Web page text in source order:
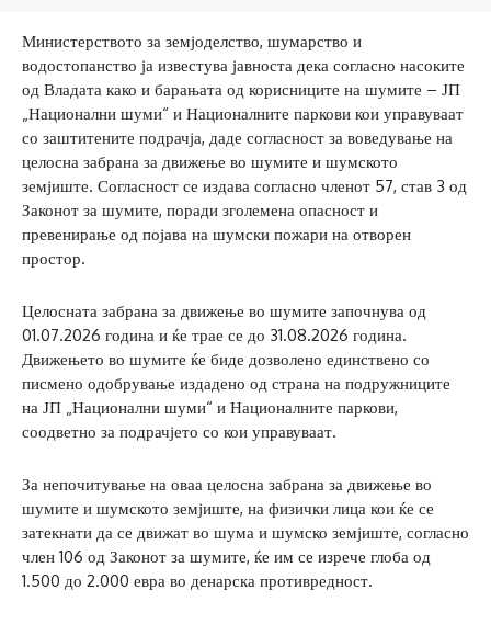
Министерството за земјоделство, шумарство и
водостопанство ја известува јавноста дека согласно насоките
од Владата како и барањата од корисниците на шумите – ЈП
„Национални шуми“ и Националните паркови кои управуваат
со заштитените подрачја, даде согласност за воведување на
целосна забрана за движење во шумите и шумското
земјиште. Согласност се издава согласно членот 57, став 3 од
Законот за шумите, поради зголемена опасност и
превенирање од појава на шумски пожари на отворен
простор.
Целосната забрана за движење во шумите започнува од
01.07.2026 година и ќе трае се до 31.08.2026 година.
Движењето во шумите ќе биде дозволено единствено со
писмено одобрување издадено од страна на подружниците
на ЈП „Национални шуми“ и Националните паркови,
соодветно за подрачјето со кои управуваат.
За непочитување на оваа целосна забрана за движење во
шумите и шумското земјиште, на физички лица кои ќе се
затекнати да се движат во шума и шумско земјиште, согласно
член 106 од Законот за шумите, ќе им се изрече глоба од
1.500 до 2.000 евра во денарска противредност.